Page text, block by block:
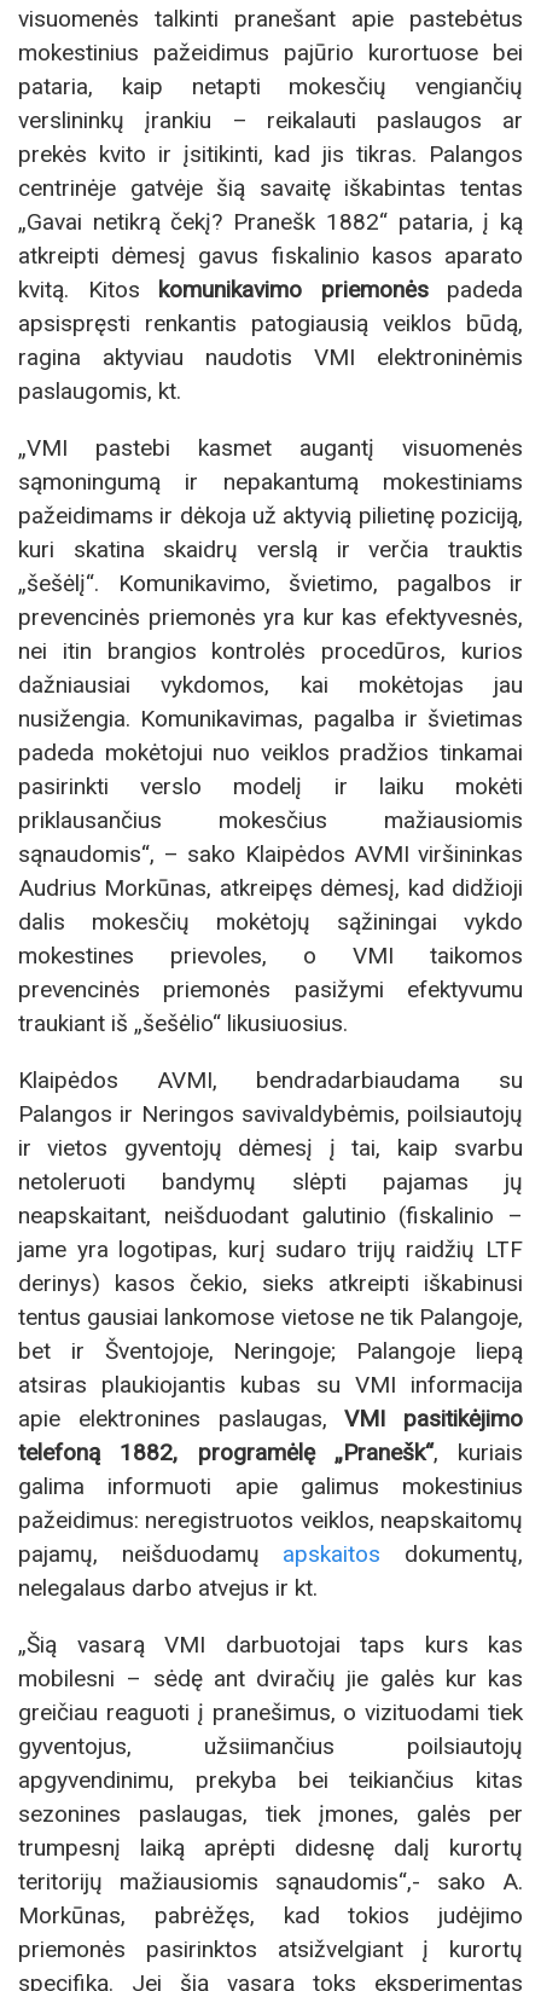
visuomenės talkinti pranešant apie pastebėtus
mokestinius pažeidimus pajūrio kurortuose bei
pataria, kaip netapti mokesčių vengiančių
verslininkų įrankiu – reikalauti paslaugos ar
prekės kvito ir įsitikinti, kad jis tikras. Palangos
centrinėje gatvėje šią savaitę iškabintas tentas
„Gavai netikrą čekį? Pranešk 1882“ pataria, į ką
atkreipti dėmesį gavus fiskalinio kasos aparato
kvitą. Kitos komunikavimo priemonėspadeda
apsispręsti renkantis patogiausią veiklos būdą,
ragina aktyviau naudotis VMI elektroninėmis
paslaugomis, kt.
„VMI pastebi kasmet augantį visuomenės
sąmoningumą ir nepakantumą mokestiniams
pažeidimams ir dėkoja už aktyvią pilietinę poziciją,
kuri skatina skaidrų verslą ir verčia trauktis
„šešėlį“. Komunikavimo, švietimo, pagalbos ir
prevencinės priemonės yra kur kas efektyvesnės,
nei itin brangios kontrolės procedūros, kurios
dažniausiai vykdomos, kai mokėtojas jau
nusižengia. Komunikavimas, pagalba ir švietimas
padeda mokėtojui nuo veiklos pradžios tinkamai
pasirinkti verslo modelį ir laiku mokėti
priklausančius mokesčius mažiausiomis
sąnaudomis“, – sako Klaipėdos AVMI viršininkas
Audrius Morkūnas, atkreipęs dėmesį, kad didžioji
dalis mokesčių mokėtojų sąžiningai vykdo
mokestines prievoles, o VMI taikomos
prevencinės priemonės pasižymi efektyvumu
traukiant iš „šešėlio“ likusiuosius.
Klaipėdos AVMI, bendradarbiaudama su
Palangos ir Neringos savivaldybėmis, poilsiautojų
ir vietos gyventojų dėmesį į tai, kaip svarbu
netoleruoti bandymų slėpti pajamas jų
neapskaitant, neišduodant galutinio (fiskalinio –
jame yra logotipas, kurį sudaro trijų raidžių LTF
derinys) kasos čekio, sieks atkreipti iškabinusi
tentus gausiai lankomose vietose ne tik Palangoje,
bet ir Šventojoje, Neringoje; Palangoje liepą
atsiras plaukiojantis kubas su VMI informacija
apie elektronines paslaugas,VMI pasitikėjimo
telefoną 1882, programėlę „Pranešk“, kuriais
galima informuoti apie galimus mokestinius
pažeidimus: neregistruotos veiklos, neapskaitomų
pajamų, neišduodamų apskaitos dokumentų,
nelegalaus darbo atvejus ir kt.
„Šią vasarą VMI darbuotojai taps kurs kas
mobilesni – sėdę ant dviračių jie galės kur kas
greičiau reaguoti į pranešimus, o vizituodami tiek
gyventojus, užsiimančius poilsiautojų
apgyvendinimu, prekyba bei teikiančius kitas
sezonines paslaugas, tiek įmones, galės per
trumpesnį laiką aprėpti didesnę dalį kurortų
teritorijų mažiausiomis sąnaudomis“,- sako A.
Morkūnas, pabrėžęs, kad tokios judėjimo
priemonės pasirinktos atsižvelgiant į kurortų
specifiką. Jei šią vasarą toks eksperimentas